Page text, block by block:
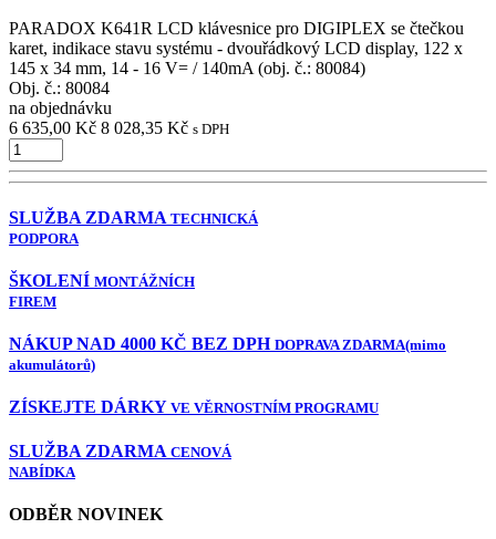
PARADOX K641R LCD klávesnice pro DIGIPLEX se čtečkou
karet, indikace stavu systému - dvouřádkový LCD display, 122 x
145 x 34 mm, 14 - 16 V= / 140mA (obj. č.: 80084)
Obj. č.: 80084
na objednávku
6 635,00 Kč 8 028,35 Kč s DPH
SLUŽBA ZDARMA TECHNICKÁ
PODPORA
ŠKOLENÍ MONTÁŽNÍCH
FIREM
NÁKUP NAD 4000 KČ BEZ DPH DOPRAVA ZDARMA(mimo
akumulátorů)
ZÍSKEJTE DÁRKY VE VĚRNOSTNÍM PROGRAMU
SLUŽBA ZDARMA CENOVÁ
NABÍDKA
ODBĚR NOVINEK